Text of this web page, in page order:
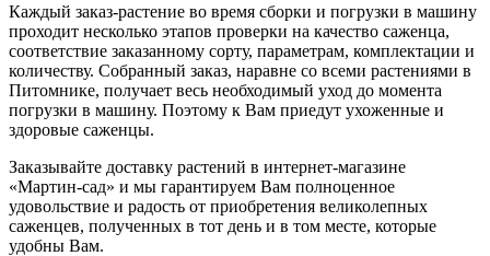
Каждый заказ-растение во время сборки и погрузки в машину
проходит несколько этапов проверки на качество саженца,
соответствие заказанному сорту, параметрам, комплектации и
количеству. Собранный заказ, наравне со всеми растениями в
Питомнике, получает весь необходимый уход до момента
погрузки в машину. Поэтому к Вам приедут ухоженные и
здоровые саженцы.
Заказывайте доставку растений в интернет-магазине
«Мартин-сад» и мы гарантируем Вам полноценное
удовольствие и радость от приобретения великолепных
саженцев, полученных в тот день и в том месте, которые
удобны Вам.